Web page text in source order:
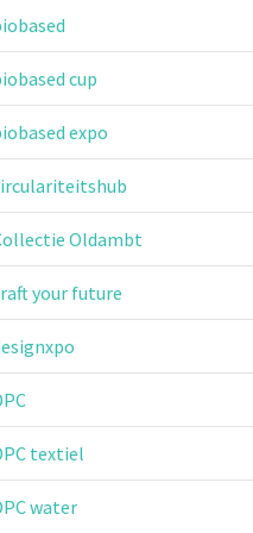
cup
expo
Oldambt
your future
textiel
water